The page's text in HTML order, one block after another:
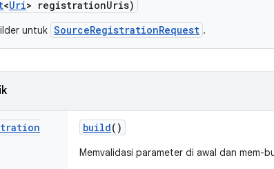
<Uri> registrationUris)
untuk SourceRegistrationRequest .
build()
Memvalidasi parameter di awal dan mem-